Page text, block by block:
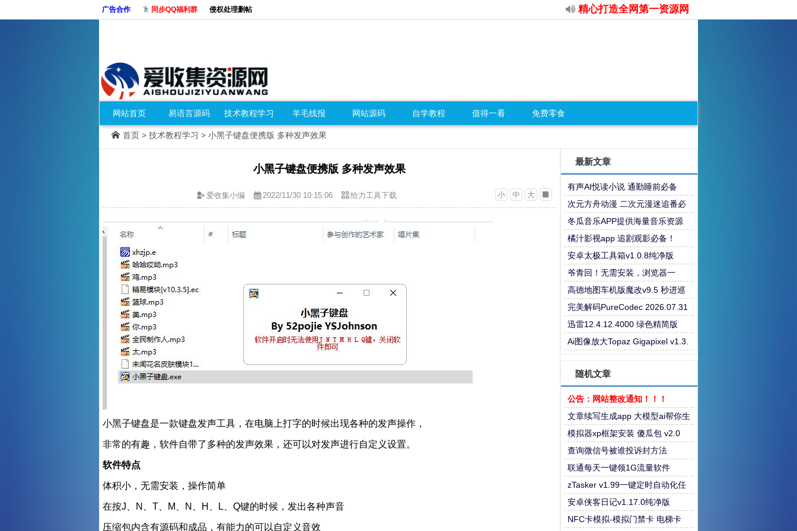
广告合作 同步QQ福利群 侵权处理删帖 精心打造全网第一资源网
网站首页 易语言源码 技术教程学习 羊毛线报 网站源码 自学教程 值得一看 免费零食
首页 > 技术教程学习 > 小黑子键盘便携版 多种发声效果
小黑子键盘便携版 多种发声效果
小 中 大
爱收集小编 2022/11/30 10:15:06 给力工具下载
小黑子键盘是一款键盘发声工具，在电脑上打字的时候出现各种的发声操作，
非常的有趣，软件自带了多种的发声效果，还可以对发声进行自定义设置。
软件特点
体积小，无需安装，操作简单
在按J、N、T、M、N、H、L、Q键的时候，发出各种声音
压缩包内含有源码和成品，有能力的可以自定义音效
最新文章
有声AI悦读小说 通勤睡前必备
次元方舟动漫 二次元漫迷追番必
备
冬瓜音乐APP提供海量音乐资源
橘汁影视app 追剧观影必备！
安卓太极工具箱v1.0.8纯净版
爷青回！无需安装，浏览器一
键“复活”Windows
高德地图车机版魔改v9.5 秒进巡
航 开天空视角 保时捷字体
完美解码PureCodec 2026.07.31
迅雷12.4.12.4000 绿色精简版
Ai图像放大Topaz Gigapixel v1.3.
随机文章
公告：网站整改通知！！！
文章续写生成app 大模型ai帮你生
成
模拟器xp框架安装 傻瓜包 v2.0
查询微信号被谁投诉封方法
联通每天一键领1G流量软件
zTasker v1.99一键定时自动化任
务
安卓侠客日记v1.17.0纯净版
NFC卡模拟-模拟门禁卡 电梯卡